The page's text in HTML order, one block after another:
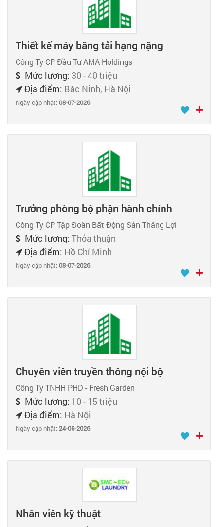
Thiết kế máy băng tải hạng nặng
Công Ty CP Đầu Tư AMA Holdings
Mức lương: 30 - 40 triệu
Địa điểm: Bắc Ninh, Hà Nội
Ngày cập nhật:08-07-2026
Trưởng phòng bộ phận hành chính
Công Ty CP Tập Đoàn Bất Động Sản Thắng Lợi
Mức lương: Thỏa thuận
Địa điểm: Hồ Chí Minh
Ngày cập nhật:08-07-2026
Chuyên viên truyền thông nội bộ
Công Ty TNHH PHD - Fresh Garden
Mức lương: 10 - 15 triệu
Địa điểm: Hà Nội
Ngày cập nhật:24-06-2026
Nhân viên kỹ thuật